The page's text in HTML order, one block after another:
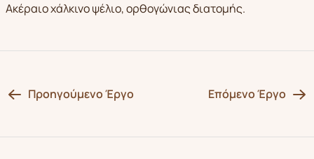
Ακέραιο χάλκινο ψέλιο, ορθογώνιας διατομής.
Προηγούμενο Έργο Επόμενο Έργο